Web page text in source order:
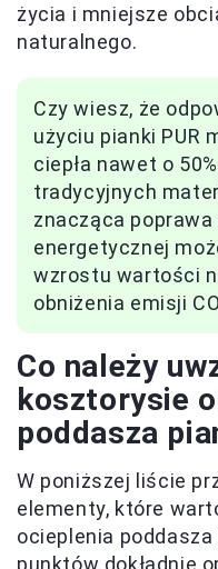
życia i mniejsze
naturalnego.
Czy wiesz, że
użyciu pianki PUR
ciepła nawet o
tradycyjnych
znacząca
energetycznej
wzrostu wartości
obniżenia emisji
Co należy
kosztorysie
poddasza
W poniższej liście
elementy, które
ocieplenia poddasza
punktów dokładnie